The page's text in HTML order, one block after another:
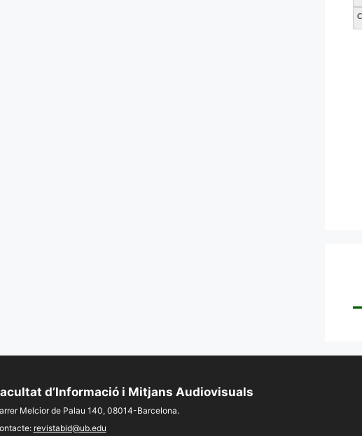
d’Informació i Mitjans Audiovisuals
Melcior de Palau 140, 08014-Barcelona.
revistabid@ub.edu